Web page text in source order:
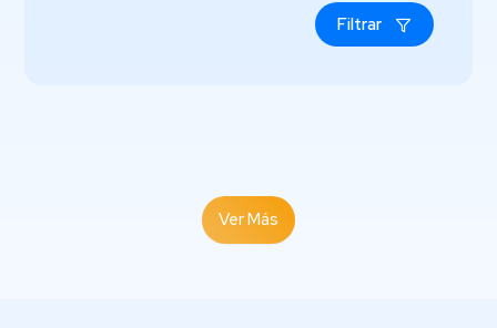
Filtrar
Ver Más